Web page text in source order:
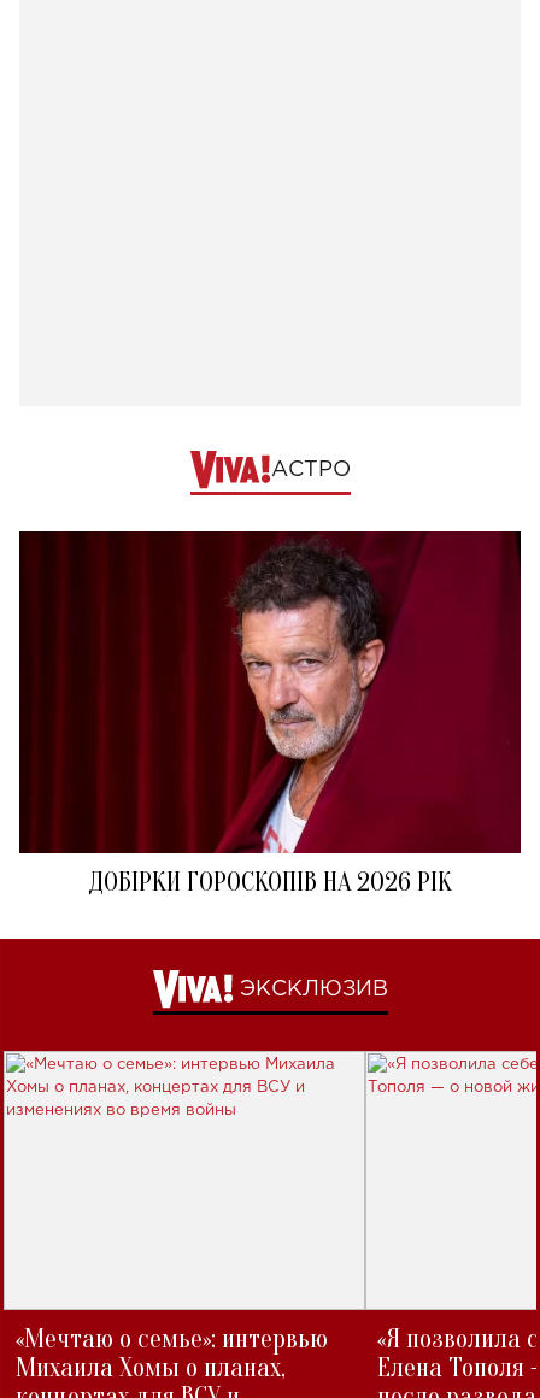
АСТРО
ДОБІРКИ ГОРОСКОПІВ НА 2026 РІК
ЭКСКЛЮЗИВ
«Мечтаю о семье»: интервью
Михаила Хомы о планах,
«Я позволила
Елена Тополя